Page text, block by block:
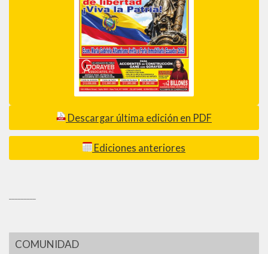
Descargar última edición en PDF
Ediciones anteriores
COMUNIDAD